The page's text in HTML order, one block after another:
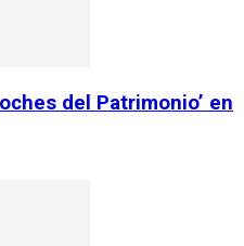
del Patrimonio’ en